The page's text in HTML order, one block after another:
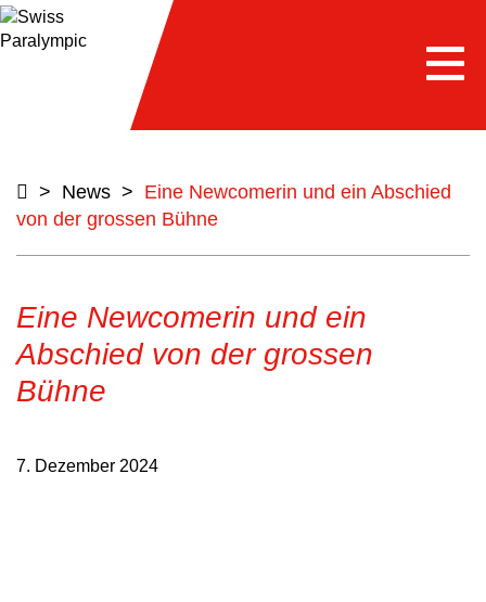
> News > Eine Newcomerin und ein Abschied
von der grossen Bühne
Eine Newcomerin und ein
Abschied von der grossen
Bühne
7. Dezember 2024